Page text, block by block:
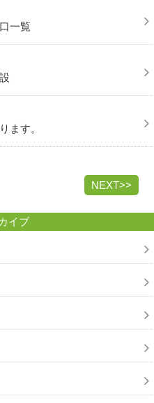
一覧
ます。
NEXT>>
イブ